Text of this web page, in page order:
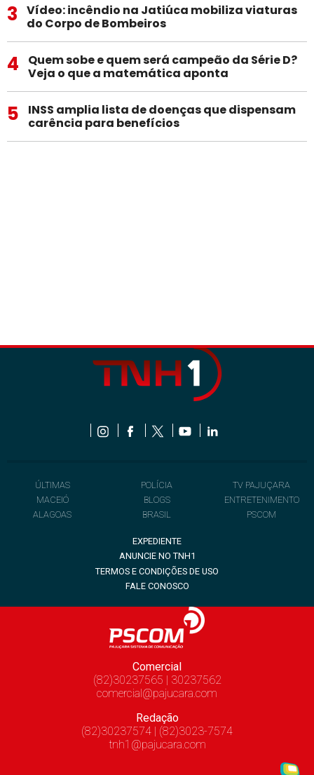
3
Vídeo: incêndio na Jatiúca mobiliza viaturas
do Corpo de Bombeiros
4
Quem sobe e quem será campeão da Série D?
Veja o que a matemática aponta
5
INSS amplia lista de doenças que dispensam
carência para benefícios
ÚLTIMAS
MACEIÓ
ALAGOAS
POLÍCIA
BLOGS
BRASIL
TV PAJUÇARA
ENTRETENIMENTO
PSCOM
EXPEDIENTE
ANUNCIE NO TNH1
TERMOS E CONDIÇÕES DE USO
FALE CONOSCO
Comercial
(82)30237565 | 30237562
comercial@pajucara.com
Redação
(82)30237574 | (82)3023-7574
tnh1@pajucara.com